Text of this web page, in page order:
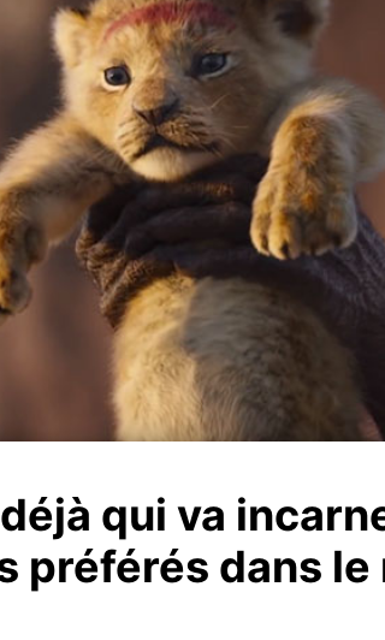
qui va
préférés dans le